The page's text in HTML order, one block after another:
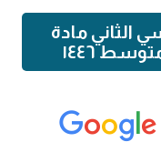
الثاني مادة
١٤٤٦